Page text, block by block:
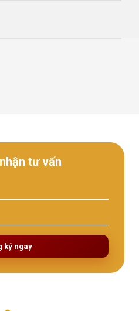
tư vấn
ký ngay